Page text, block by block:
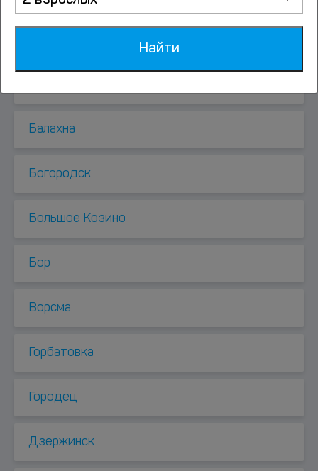
Балахна
Богородск
Большое Козино
Бор
Ворсма
Горбатовка
Городец
Дзержинск
Найти